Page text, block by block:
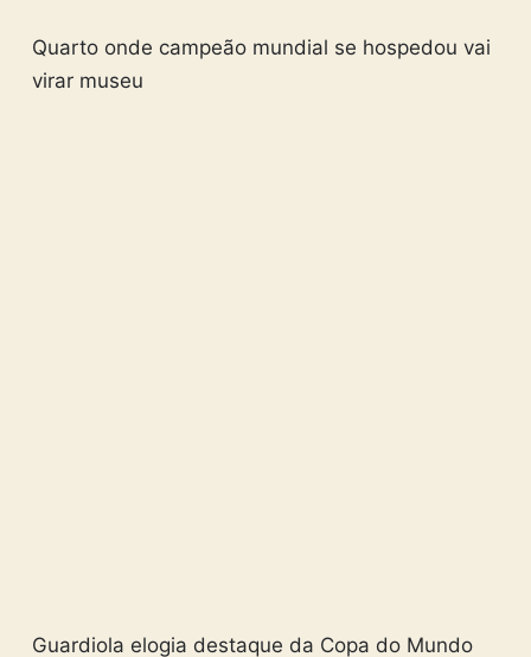
Quarto onde campeão mundial se hospedou vai
virar museu
Guardiola elogia destaque da Copa do Mundo